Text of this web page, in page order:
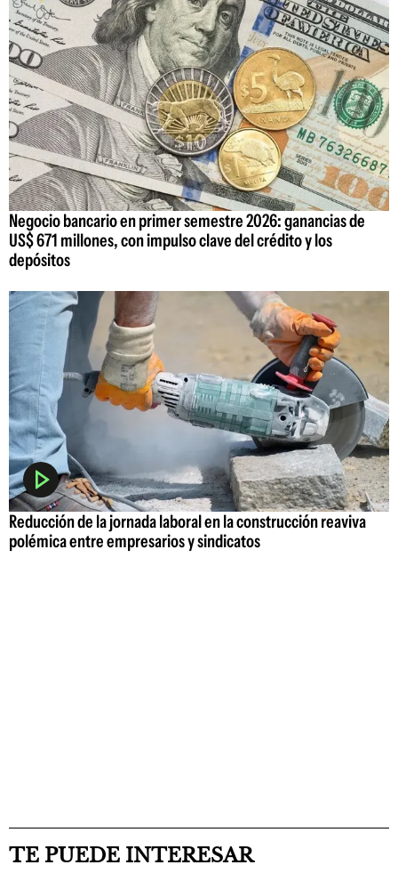
Negocio bancario en primer semestre 2026: ganancias de
US$ 671 millones, con impulso clave del crédito y los
depósitos
Reducción de la jornada laboral en la construcción reaviva
polémica entre empresarios y sindicatos
TE PUEDE INTERESAR